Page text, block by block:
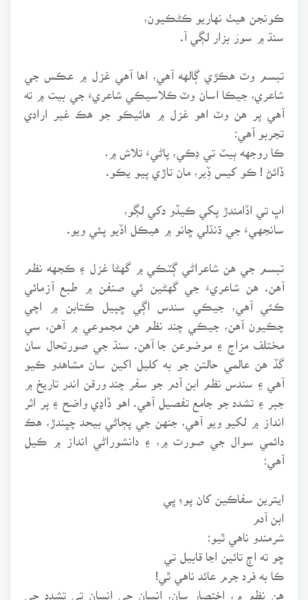
ڪونجن هيٺ نهاريو ڪڻڪيون،
سنڌ ۾ سورَ بزار لڳي آ.
تبسم وٽ هڪڙي ڳالهه آهي، اها آهي غزل ۾ عڪس جي
شاعري، جيڪا اسان وٽ ڪلاسيڪي شاعريءَ جي بيت ۾ ته
آهي پر هن وٽ اهو غزل ۾ هائيڪو جو هڪ غير ارادي
تجربو آهي:
ڪا روجهه ٻيٽ تي ڊڪي، پاڻيءَ تلاش ۾،
ڏائڻ ! ڪو کيس ڏِير، مان تاڙي پيو يڪو.
اڀ تي اڏامندڙ پکي ڪيڏو دکي لڳو،
سانجهيءَ جي ڌنڌلي ڇانو ۾ هيڪل اڏيو پئي ويو.
تبسم جي هن شاعراڻي ڳٽڪي ۾ گهڻا غزل ۽ ڪجهه نظم
آهن. هن شاعريءَ جي گهڻين ئي صنفن ۾ طبع آزمائي
ڪئي آهي، جيڪي سندس اڳي ڇپيل ڪتابن ۾ اچي
چڪيون آهن، جيڪي چند نظم هن مجموعي ۾ آهن، سي
مختلف مزاج ۽ موضوعن جا آهن. سنڌ جي صورتحال سان
گڏ هن عالمي حالتن جو به کليل اکين سان مشاهدو ڪيو
آهي ۽ سندس نظم ابن آدم جو سفر چند ورقن اندر تاريخ ۾
جبر ۽ تشدد جو جامع تفصيل آهي. اهو ڏاڍي واضح ۽ پر اثر
انداز ۾ لکيو ويو آهي، جنهن جي پڄاڻي بيحد چڀندڙ، هڪ
دائمي سوال جي صورت ۾، ۽ دانشوراڻي انداز ۾ ڪيل
آهي:
ايترين سفاڪين کان پوءِ ڀي
ابن آدم
شرمندو ناهي ٿيو:
ڇو ته اڄ تائين اڃا قابيل تي
ڪا به فرد جرم عائد ناهي ٿي!
هن نظم ۾، اختصار سان، انسان جي انسان تي تشدد جي